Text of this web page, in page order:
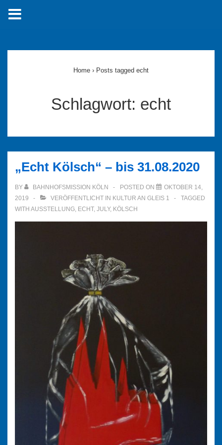
Zum
Home › Posts tagged echt
Schlagwort: echt
„Echt Kölsch“ – bis 31.08.2020
BY BAHNHOFSMISSION KÖLN POSTED ON
OKTOBER 14,
2019
VERÖFFENTLICHT IN KULTUR AN GLEIS 1
TAGGED
WITH AUSSTELLUNG, ECHT, JULY, KÖLSCH